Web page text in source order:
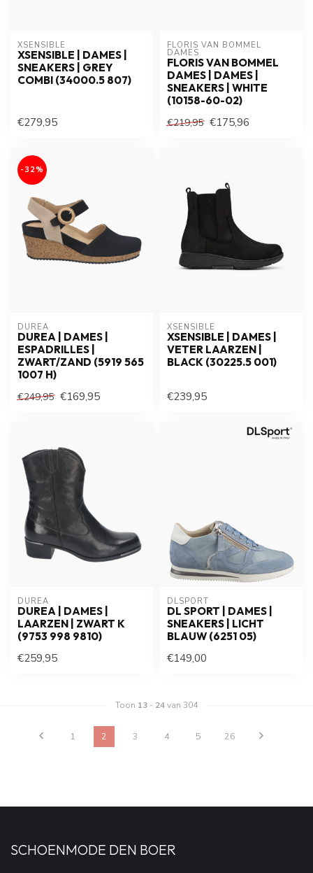
XSENSIBLE
XSENSIBLE | DAMES |
SNEAKERS | GREY
COMBI (34000.5 807)
€279,95
FLORIS VAN BOMMEL
DAMES
FLORIS VAN BOMMEL
DAMES | DAMES |
SNEAKERS | WHITE
(10158-60-02)
€219,95 €175,96
-32%
DUREA
DUREA | DAMES |
ESPADRILLES |
ZWART/ZAND (5919 565
1007 H)
€249,95 €169,95
XSENSIBLE
XSENSIBLE | DAMES |
VETER LAARZEN |
BLACK (30225.5 001)
€239,95
DUREA
DUREA | DAMES |
LAARZEN | ZWART K
(9753 998 9810)
€259,95
DLSPORT
DL SPORT | DAMES |
SNEAKERS | LICHT
BLAUW (6251 05)
€149,00
Toon 13 - 24van 304
1 2 3 4 5 26
SCHOENMODE DEN BOER